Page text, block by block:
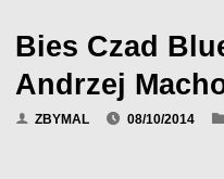
Bies Czad
Andrzej
ZBYMAL 08/10/2014